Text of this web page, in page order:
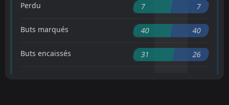
Perdu 7 7
Buts marqués 40 40
Buts encaissés 31 26